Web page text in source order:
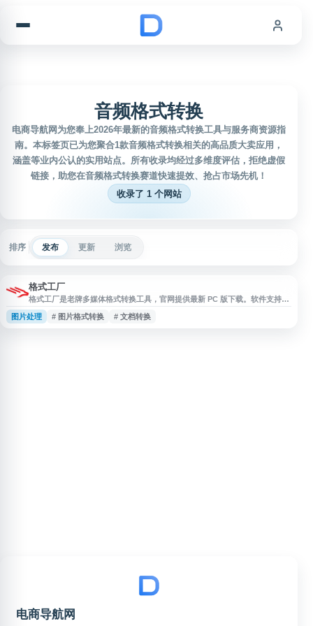
音频格式转换
电商导航网为您奉上2026年最新的音频格式转换工具与服务商资源指
南。本标签页已为您聚合1款音频格式转换相关的高品质大卖应用，
涵盖等业内公认的实用站点。所有收录均经过多维度评估，拒绝虚假
链接，助您在音频格式转换赛道快速提效、抢占市场先机！
收录了 1 个网站
排序 发布 更新 浏览
格式工厂
格式工厂是老牌多媒体格式转换工具，官网提供最新 PC 版下载。软件支持
MP4、MP3、AVI、MOV、JPG、PNG、PDF 等常见格式转换，涵盖视频格
式转换、视频压缩、音频处理、图片压缩与文档转换等功能，适合日常文件格
图片处理 # 图片格式转换 # 文档转换
电商导航网